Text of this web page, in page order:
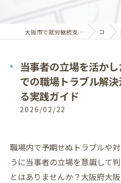
大阪市で就労継続支援B型なら一般社団法人ピアライフサポート コラム
当事者の立場を活か
での職場トラブル解
る実践ガイド
2026/02/22
職場内で予期せぬトラブルや
うに当事者の立場を意識して
とはありませんか？大阪府大